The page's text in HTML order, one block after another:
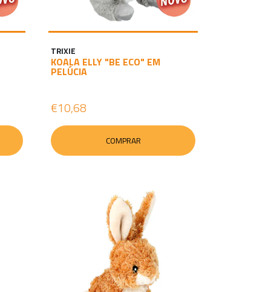
TRIXIE
KOALA ELLY "BE ECO" EM
PELÚCIA
€10,68
COMPRAR